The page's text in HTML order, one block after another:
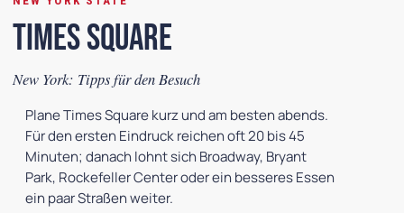
Times Square
New York: Tipps für den Besuch
Plane Times Square kurz und am besten abends.
Für den ersten Eindruck reichen oft 20 bis 45
Minuten; danach lohnt sich Broadway, Bryant
Park, Rockefeller Center oder ein besseres Essen
ein paar Straßen weiter.